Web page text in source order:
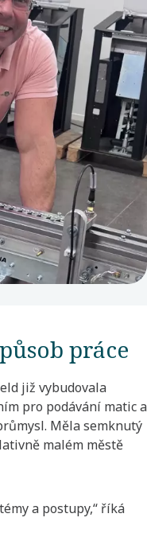
práce
již vybudovala
pro podávání matic a
Měla semknutý
malém městě
a postupy,“ říká